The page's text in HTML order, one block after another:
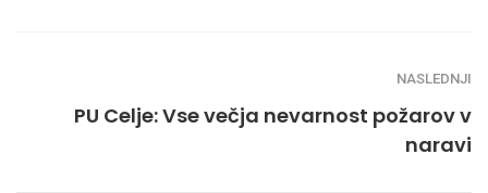
NASLEDNJI
PU Celje: Vse večja nevarnost požarov v
naravi